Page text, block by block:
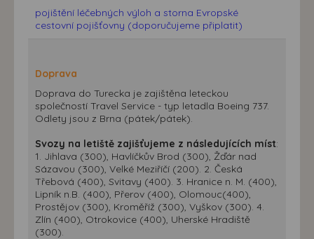
pojištění léčebných výloh a storna Evropské
cestovní pojišťovny (doporučujeme připlatit)
Doprava
Doprava do Turecka je zajištěna leteckou
společností Travel Service - typ letadla Boeing 737.
Odlety jsou z Brna (pátek/pátek).
Svozy na letiště zajišťujeme z následujících míst:
1. Jihlava (300), Havlíčkův Brod (300), Žďár nad
Sázavou (300), Velké Meziříčí (200). 2. Česká
Třebová (400), Svitavy (400). 3. Hranice n. M. (400),
Lipník n.B. (400), Přerov (400), Olomouc(400),
Prostějov (300), Kroměříž (300), Vyškov (300). 4.
Zlín (400), Otrokovice (400), Uherské Hradiště
(300).